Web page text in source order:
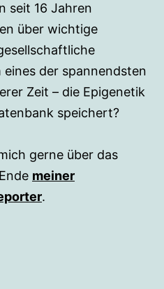
seit 16 Jahren
über wichtige
der spannendsten
Zeit – die Epigenetik
speichert?
gerne über das
meiner
.